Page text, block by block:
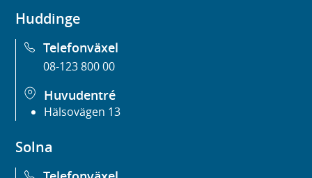
Huddinge
Telefonväxel
08-123 800 00
Huvudentré
Hälsovägen 13
Solna